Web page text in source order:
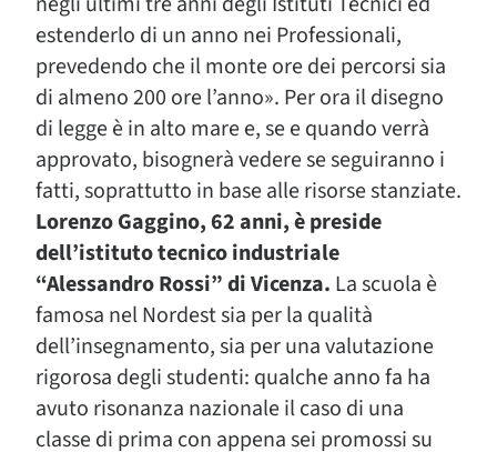
estenderlo di un anno nei Professionali,
prevedendo che il monte ore dei percorsi sia
di almeno 200 ore l’anno». Per ora il disegno
di legge è in alto mare e, se e quando verrà
approvato, bisognerà vedere se seguiranno i
fatti, soprattutto in base alle risorse stanziate.
Lorenzo Gaggino, 62 anni, è preside
dell’istituto tecnico industriale
“Alessandro Rossi” di Vicenza. La scuola è
famosa nel Nordest sia per la qualità
dell’insegnamento, sia per una valutazione
rigorosa degli studenti: qualche anno fa ha
avuto risonanza nazionale il caso di una
classe di prima con appena sei promossi su